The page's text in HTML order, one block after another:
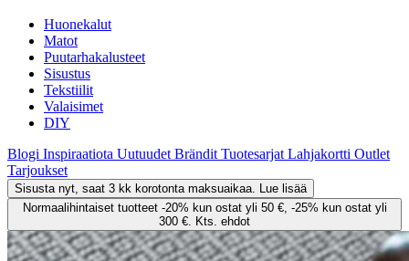
Huonekalut
Matot
Puutarhakalusteet
Sisustus
Tekstiilit
Valaisimet
DIY
Blogi Inspiraatiota Uutuudet Brändit Tuotesarjat Lahjakortti Outlet
Tarjoukset
Sisusta nyt, saat 3 kk korotonta maksuaikaa. Lue lisää
Normaalihintaiset tuotteet -20% kun ostat yli 50 €, -25% kun ostat yli
300 €. Kts. ehdot